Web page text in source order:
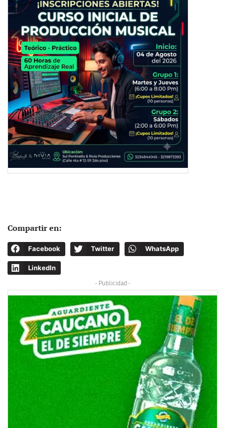
Compartir en:
Facebook Twitter WhatsApp
LinkedIn
- Publicidad -